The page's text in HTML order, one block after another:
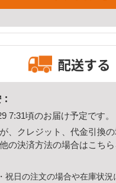
配送する
7:31頃のお届け予定です。
、クレジット、代金引換
の決済方法の場合はこちら
祝日の注文の場合や在庫状況